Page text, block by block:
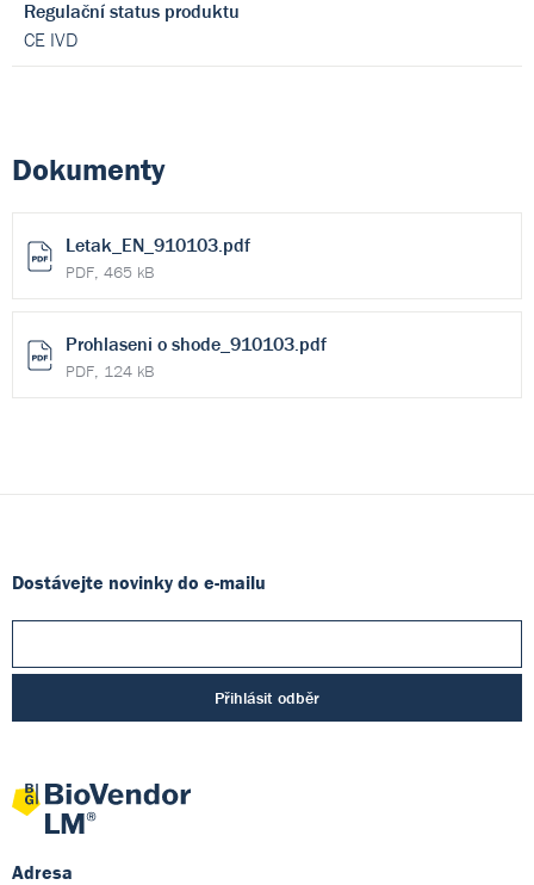
Regulační status produktu
CE IVD
Dokumenty
Letak_EN_910103.pdf
PDF, 465 kB
Prohlaseni o shode_910103.pdf
PDF, 124 kB
Dostávejte novinky do e-mailu
Přihlásit odběr
Adresa